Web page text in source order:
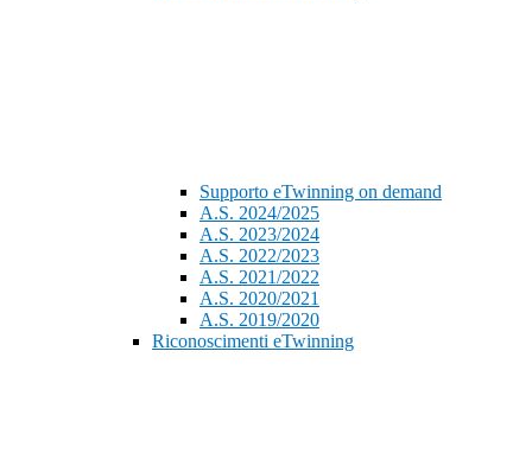
Supporto eTwinning on demand
A.S. 2024/2025
A.S. 2023/2024
A.S. 2022/2023
A.S. 2021/2022
A.S. 2020/2021
A.S. 2019/2020
Riconoscimenti eTwinning